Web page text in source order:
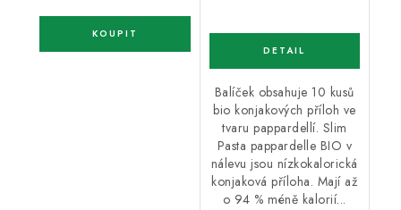
Balíček obsahuje 10 kusů
bio konjakových příloh ve
tvaru pappardellí. Slim
Pasta pappardelle BIO v
nálevu jsou nízkokalorická
konjaková příloha. Mají až
o 94 % méně kalorií...